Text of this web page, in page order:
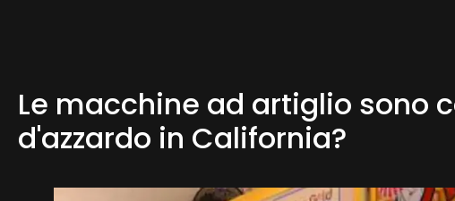
Le macchine ad artiglio sono
d'azzardo in California?